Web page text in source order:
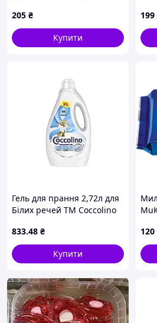
205 ₴
Купити
199
Гель для прання 2,72л для
Білих речей ТМ Coccolino
833.48 ₴
Купити
120